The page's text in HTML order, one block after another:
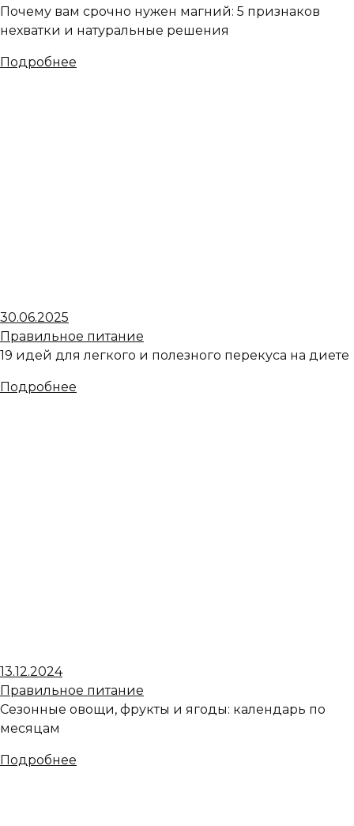
Почему вам срочно нужен магний: 5 признаков
нехватки и натуральные решения
Подробнее
30.06.2025
Правильное питание
19 идей для легкого и полезного перекуса на диете
Подробнее
13.12.2024
Правильное питание
Сезонные овощи, фрукты и ягоды: календарь по
месяцам
Подробнее